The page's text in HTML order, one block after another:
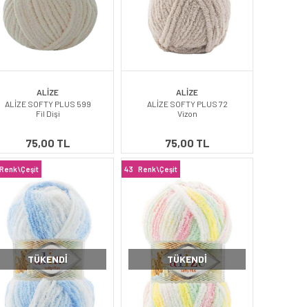
ALİZE
ALİZE SOFTY PLUS 599
Fil Dişi
75,00 TL
ALİZE
ALİZE SOFTY PLUS 72
Vizon
75,00 TL
Renk\Çeşit
TÜKENDI
43 Renk\Çeşit
TÜKENDI